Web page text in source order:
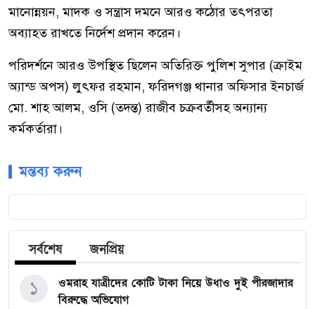
মানোন্নয়ন, মাদক ও সন্ত্রাস দমনে আরও কঠোর তৎপরতা
অব্যাহত রাখতে নির্দেশ প্রদান করেন।
পরিদর্শনে আরও উপস্থিত ছিলেন অতিরিক্ত পুলিশ সুপার (ক্রাইম
অ্যান্ড অপস) লুৎফর রহমান, ফরিদগঞ্জ থানার অফিসার ইনচার্জ
মো. শাহ আলম, ওসি (তদন্ত) রাজীব চক্রবর্তীসহ অন্যান্য
কর্মকর্তারা।
মন্তব্য করুন
সর্বশেষ জনপ্রিয়
ওমরাহ যাত্রীদের কোটি টাকা নিয়ে উধাও দুই পীরজাদার
বিরুদ্ধে অভিযোগ
১